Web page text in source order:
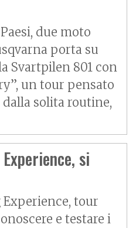
due moto
porta su
Svartpilen 801 con
un tour pensato
solita routine,
si
Experience, tour
e testare i